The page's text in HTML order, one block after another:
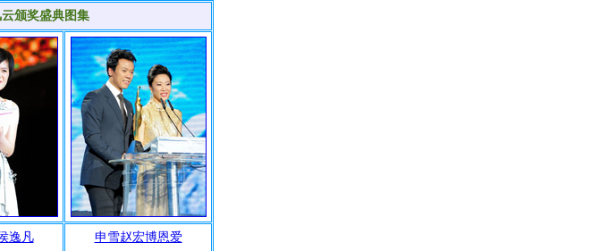
颁奖盛典图集
逸凡 申雪赵宏博恩爱